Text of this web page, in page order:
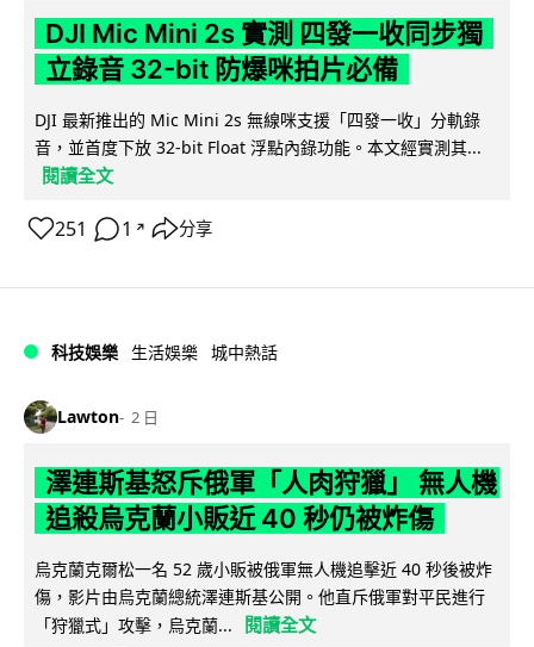
DJI Mic Mini 2s 實測 四發一收同步獨
立錄音 32-bit 防爆咪拍片必備
DJI 最新推出的 Mic Mini 2s 無線咪支援「四發一收」分軌錄
音，並首度下放 32-bit Float 浮點內錄功能。本文經實測其...
閱讀全文
251 1 ↗ 分享
科技娛樂 生活娛樂 城中熱話
Lawton 2 日
澤連斯基怒斥俄軍「人肉狩獵」 無人機
追殺烏克蘭小販近 40 秒仍被炸傷
烏克蘭克爾松一名 52 歲小販被俄軍無人機追擊近 40 秒後被炸
傷，影片由烏克蘭總統澤連斯基公開。他直斥俄軍對平民進行
「狩獵式」攻擊，烏克蘭...
閱讀全文